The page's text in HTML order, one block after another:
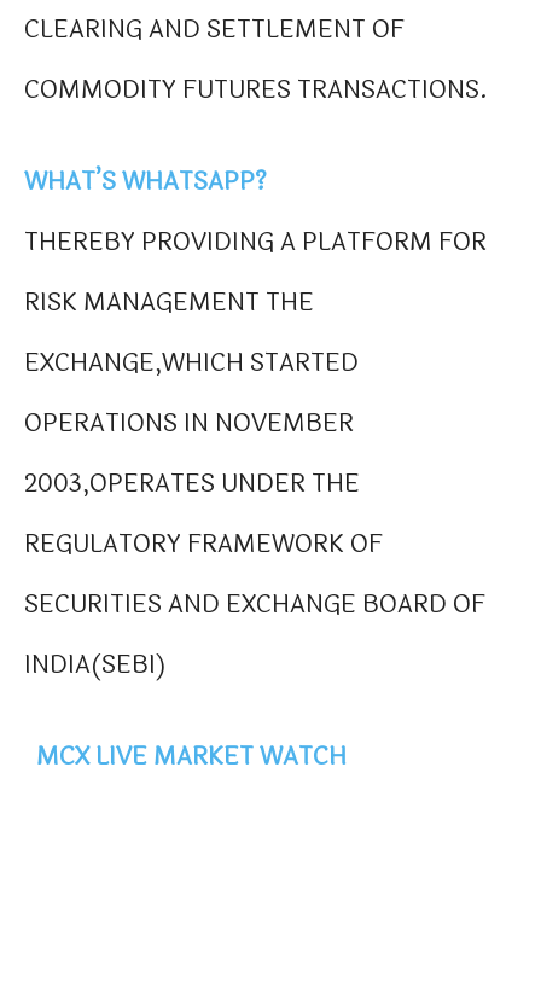
CLEARING AND SETTLEMENT OF
COMMODITY FUTURES TRANSACTIONS.
WHAT’S WHATSAPP?
THEREBY PROVIDING A PLATFORM FOR
RISK MANAGEMENT THE
EXCHANGE,WHICH STARTED
OPERATIONS IN NOVEMBER
2003,OPERATES UNDER THE
REGULATORY FRAMEWORK OF
SECURITIES AND EXCHANGE BOARD OF
INDIA(SEBI)
MCX LIVE MARKET WATCH